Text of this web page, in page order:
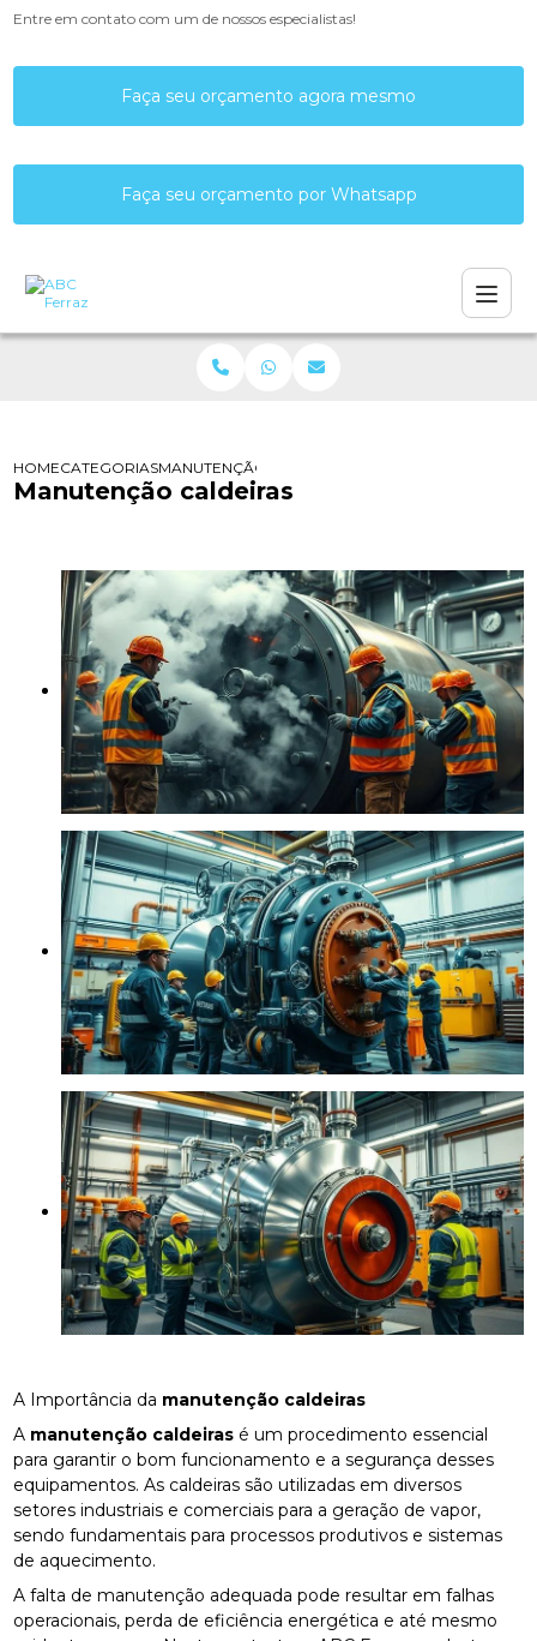
Entre em contato com um de nossos especialistas!
Faça seu orçamento agora mesmo
Faça seu orçamento por Whatsapp
HOMECATEGORIASMANUTENÇÃO CALDEIRAS
Manutenção caldeiras
A Importância da manutenção caldeiras
A manutenção caldeiras é um procedimento essencial
para garantir o bom funcionamento e a segurança desses
equipamentos. As caldeiras são utilizadas em diversos
setores industriais e comerciais para a geração de vapor,
sendo fundamentais para processos produtivos e sistemas
de aquecimento.
A falta de manutenção adequada pode resultar em falhas
operacionais, perda de eficiência energética e até mesmo